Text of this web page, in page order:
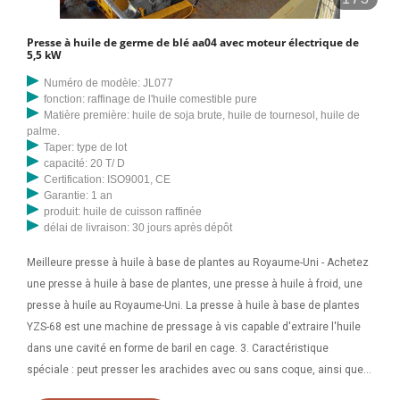
Presse à huile de germe de blé aa04 avec moteur électrique de
5,5 kW
Numéro de modèle: JL077
fonction: raffinage de l'huile comestible pure
Matière première: huile de soja brute, huile de tournesol, huile de
palme.
Taper: type de lot
capacité: 20 T/ D
Certification: ISO9001, CE
Garantie: 1 an
produit: huile de cuisson raffinée
délai de livraison: 30 jours après dépôt
Meilleure presse à huile à base de plantes au Royaume-Uni - Achetez
une presse à huile à base de plantes, une presse à huile à froid, une
presse à huile au Royaume-Uni. La presse à huile à base de plantes
YZS-68 est une machine de pressage à vis capable d'extraire l'huile
dans une cavité en forme de baril en cage. 3. Caractéristique
spéciale : peut presser les arachides avec ou sans coque, ainsi que